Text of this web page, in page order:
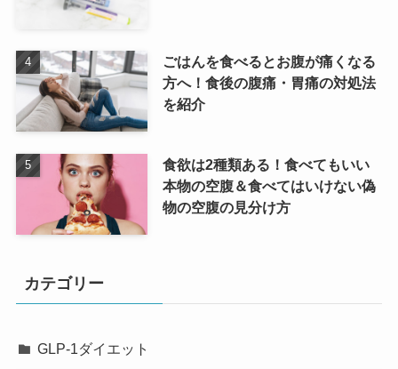
ごはんを食べるとお腹が痛くなる
方へ！食後の腹痛・胃痛の対処法
を紹介
食欲は2種類ある！食べてもいい
本物の空腹＆食べてはいけない偽
物の空腹の見分け方
カテゴリー
GLP-1ダイエット